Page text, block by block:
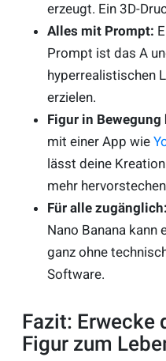
erzeugt. Ein 3D-
Alles mit Prompt:
Prompt ist das A
hyperrealistischen
erzielen.
Figur in Bewegung
mit einer App wie
lässt deine
mehr
Für alle zugänglich:
Nano Banana kann
ganz ohne
Software.
Fazit: Erwecke
Figur zum